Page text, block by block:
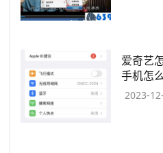
爱奇艺
手机怎
会员的
2023-